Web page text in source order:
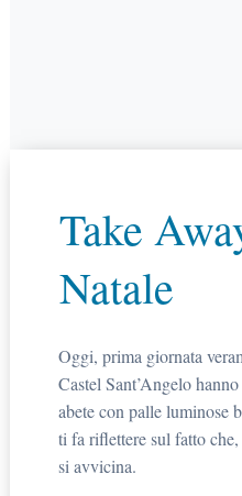
Take
Natale
Oggi, prima giornata
Castel Sant’Angelo
abete con palle luminose
ti fa riflettere sul fatto
si avvicina.